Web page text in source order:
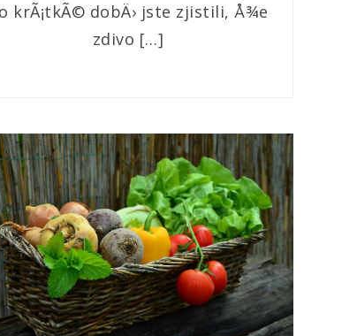
krÃ¡tkÃ© dobÄ› jste zjistili, Å¾e
zdivo […]